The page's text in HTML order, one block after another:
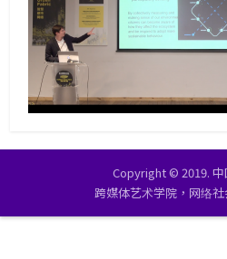
Copyright © 2019. 中
跨媒体艺术学院，网络社